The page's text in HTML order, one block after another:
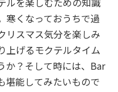
寒くなっておうちで過
リスマス気分を楽しみ
上げるモクテルタイム
か？そして時には、Bar
堪能してみたいもので